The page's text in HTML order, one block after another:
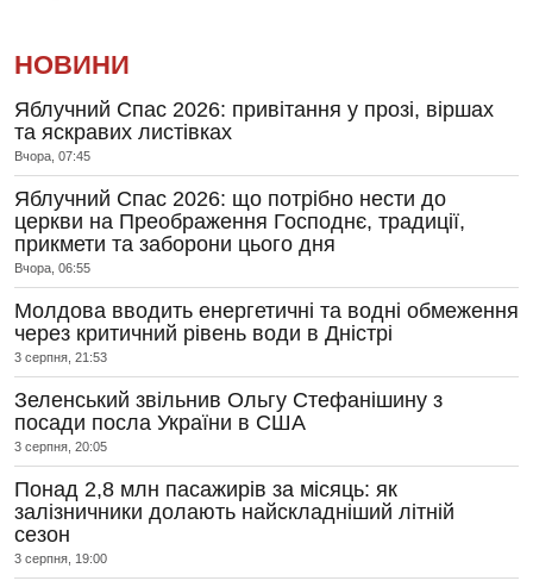
НОВИНИ
Яблучний Спас 2026: привітання у прозі, віршах
та яскравих листівках
Вчора, 07:45
Яблучний Спас 2026: що потрібно нести до
церкви на Преображення Господнє, традиції,
прикмети та заборони цього дня
Вчора, 06:55
Молдова вводить енергетичні та водні обмеження
через критичний рівень води в Дністрі
3 серпня, 21:53
Зеленський звільнив Ольгу Стефанішину з
посади посла України в США
3 серпня, 20:05
Понад 2,8 млн пасажирів за місяць: як
залізничники долають найскладніший літній
сезон
3 серпня, 19:00